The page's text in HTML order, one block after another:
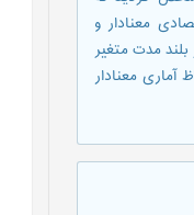
معنادار و
مدت متغیر
معنادار